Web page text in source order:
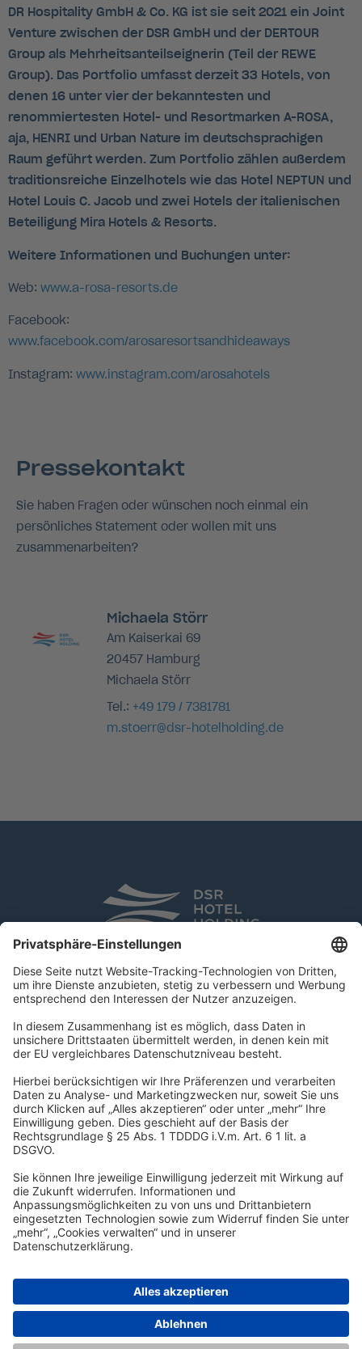
DR Hospitality GmbH & Co. KG ist sie seit 2021 ein Joint
Venture zwischen der DSR GmbH und der DERTOUR
Group als Mehrheitsanteilseignerin (Teil der REWE
Group). Das Portfolio umfasst derzeit 33 Hotels, von
denen 16 unter vier der bekanntesten und
renommiertesten Hotel- und Resortmarken A-ROSA,
aja, HENRI und Urban Nature im deutschsprachigen
Raum geführt werden. Zum Portfolio zählen außerdem
traditionsreiche Einzelhotels wie das Hotel NEPTUN und
Hotel Louis C. Jacob und zwei Hotels der italienischen
Beteiligung Mira Hotels & Resorts.
Weitere Informationen und Buchungen unter:
Web: www.a-rosa-resorts.de
Facebook:
www.facebook.com/arosaresortsandhideaways
Instagram: www.instagram.com/arosahotels
Pressekontakt
Sie haben Fragen oder wünschen noch einmal ein
persönliches Statement oder wollen mit uns
zusammenarbeiten?
Michaela Störr
Am Kaiserkai 69
20457 Hamburg
Michaela Störr
Tel.: +49 179 / 7381781
m.stoerr@dsr-hotelholding.de
DSR Hotel Holding GmbH
Am Kaiserkai 69
D-20457 Hamburg
Fax: +49 40 300 322 109
kontakt@dsr-hotelholding.de
© 2026 DSR Hotel Holding GmbH
DATENSCHUTZ IMPRESSUM